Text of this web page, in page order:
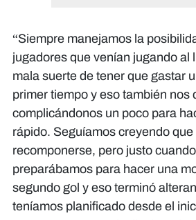
“Siempre manejamos la
jugadores que venían jugando al
mala suerte de tener que gastar
primer tiempo y eso también nos
complicándonos un poco para
rápido. Seguíamos creyendo
recomponerse, pero justo
preparábamos para hacer una
segundo gol y eso terminó
teníamos planificado desde el